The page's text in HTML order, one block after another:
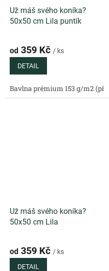
Už máš svého koníka?
50x50 cm Lila puntík
od 359 Kč / ks
DETAIL
Bavlna prémium 153 g/m2
Už máš svého koníka?
50x50 cm Lila
od 359 Kč / ks
DETAIL